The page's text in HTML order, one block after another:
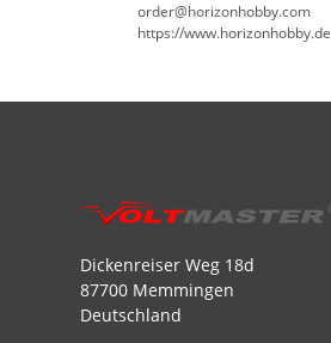
order@horizonhobby.com
https://www.horizonhobby.de
Dickenreiser Weg 18d
87700 Memmingen
Deutschland